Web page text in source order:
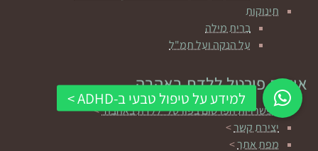
תינוקות
ברית מילה
על הנקה ועל תמ"ל
אודות פורטל ללדת באהבה
אפשרויות הפרסום בפורטל 'ללדת באהבה'>
יצירת קשר>
מפת אתר>